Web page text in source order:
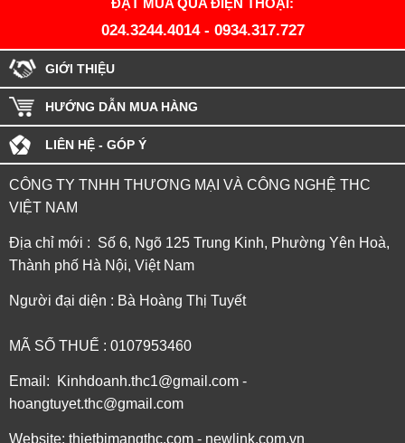
024.3244.4014- 0934.317.727
GIỚI THIỆU
HƯỚNG DẪN MUA HÀNG
LIÊN HỆ - GÓP Ý
CÔNG TY TNHH THƯƠNG MẠI VÀ CÔNG NGHỆ THC
VIỆT NAM
Địa chỉ mới : Số 6, Ngõ 125 Trung Kinh, Phường Yên Hoà,
Thành phố Hà Nội, Việt Nam
Người đại diện : Bà Hoàng Thị Tuyết
MÃ SỐ THUẾ : 0107953460
Email: Kinhdoanh.thc1@gmail.com -
hoangtuyet.thc@gmail.com
Website: thietbimangthc.com - newlink.com.vn